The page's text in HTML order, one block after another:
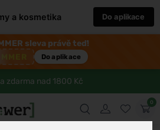
a kosmetika Do aplikace
sleva právě teď!
Do aplikace
zdarma nad 1800 Kč
0